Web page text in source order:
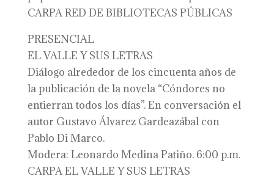
CARPA RED DE BIBLIOTECAS PÚBLICAS
PRESENCIAL
EL VALLE Y SUS LETRAS
Diálogo alrededor de los cincuenta años de
la publicación de la novela “Cóndores no
entierran todos los días”. En conversación el
autor Gustavo Álvarez Gardeazábal con
Pablo Di Marco.
Modera: Leonardo Medina Patiño. 6:00 p.m.
CARPA EL VALLE Y SUS LETRAS